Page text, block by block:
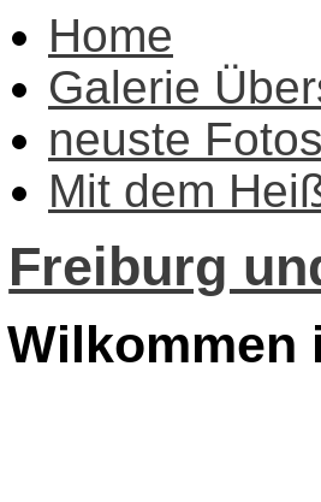
Home
Galerie
neuste Fotos
Mit dem
Freiburg
Wilkommen